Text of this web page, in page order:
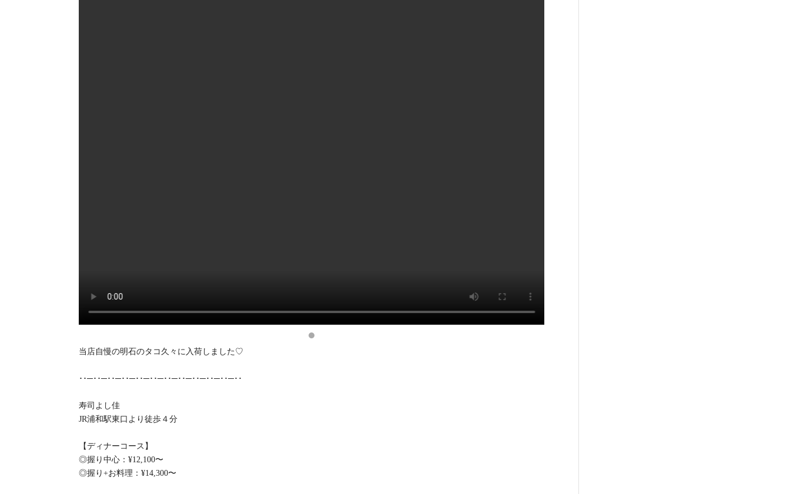
当店自慢の明石のタコ久々に入荷しました♡
･･─･･─･･─･･─･･─･･─･･─･･─･･─･･─･･─･･
寿司よし佳
JR浦和駅東口より徒歩４分
【ディナーコース】
◎握り中心：¥12,100〜
◎握り+お料理：¥14,300〜